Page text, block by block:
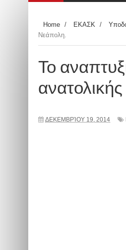
Home / ΕΚΑΣΚ /
Νεάπολη.
Το
ΔΕΚΕΜΒΡΊΟΥ 19, 2014